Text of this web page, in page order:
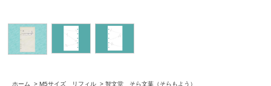
ホーム > M5サイズ リフィル > 智文堂 そら文葉（そらもよう）